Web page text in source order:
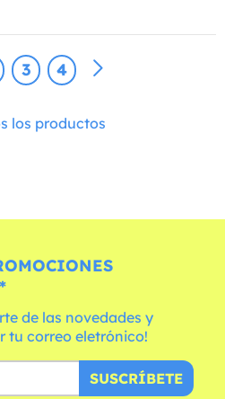
3 4
los productos
de las novedades y
tu correo eletrónico!
SUSCRÍBETE